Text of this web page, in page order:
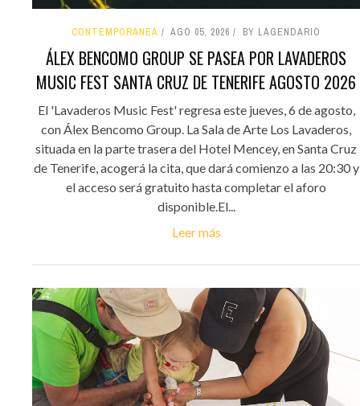
CONTEMPORÁNEA AGO 05, 2026 BY LAGENDARIO
ÁLEX BENCOMO GROUP SE PASEA POR LAVADEROS
MUSIC FEST SANTA CRUZ DE TENERIFE AGOSTO 2026
El 'Lavaderos Music Fest' regresa este jueves, 6 de agosto,
con Álex Bencomo Group. La Sala de Arte Los Lavaderos,
situada en la parte trasera del Hotel Mencey, en Santa Cruz
de Tenerife, acogerá la cita, que dará comienzo a las 20:30 y
el acceso será gratuito hasta completar el aforo
disponible.El...
Leer más